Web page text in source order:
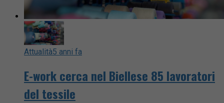
Attualità5 anni fa
E-work cerca nel Biellese 85 lavoratori
del tessile